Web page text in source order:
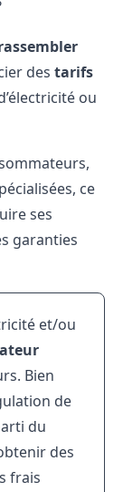
des tarifs
ou
ce
ses
garanties
et/ou
Bien
de
du
des
frais